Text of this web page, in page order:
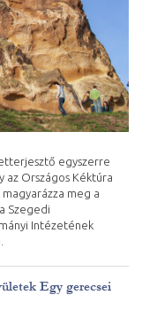
egyszerre
az Országos Kéktúra
meg a
Szegedi
Intézetének
Egy gerecsei